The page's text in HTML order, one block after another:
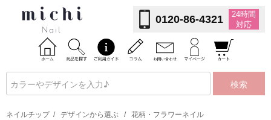
0120-86-4321
24時間
対応
検索
ネイルチップ / デザインから選ぶ / 花柄・フラワーネイル